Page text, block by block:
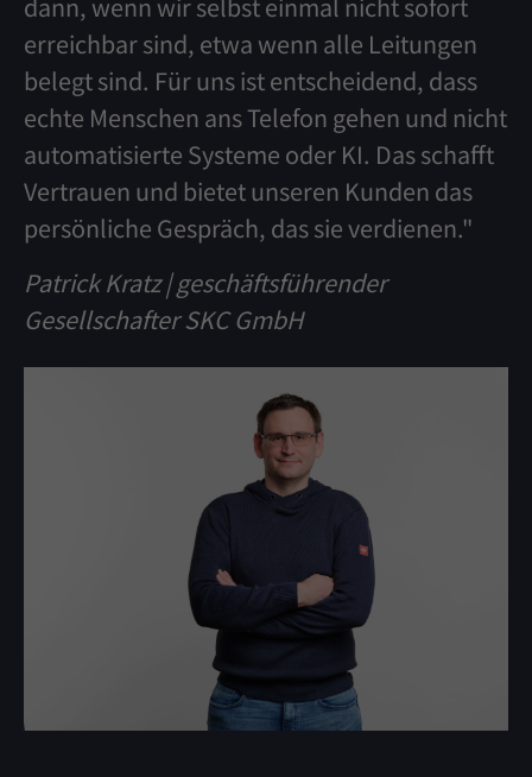
erreichbar sind, etwa wenn alle Leitungen
belegt sind. Für uns ist entscheidend, dass
echte Menschen ans Telefon gehen und nicht
automatisierte Systeme oder KI. Das schafft
Vertrauen und bietet unseren Kunden das
persönliche Gespräch, das sie verdienen."
Patrick Kratz | geschäftsführender
Gesellschafter SKC GmbH